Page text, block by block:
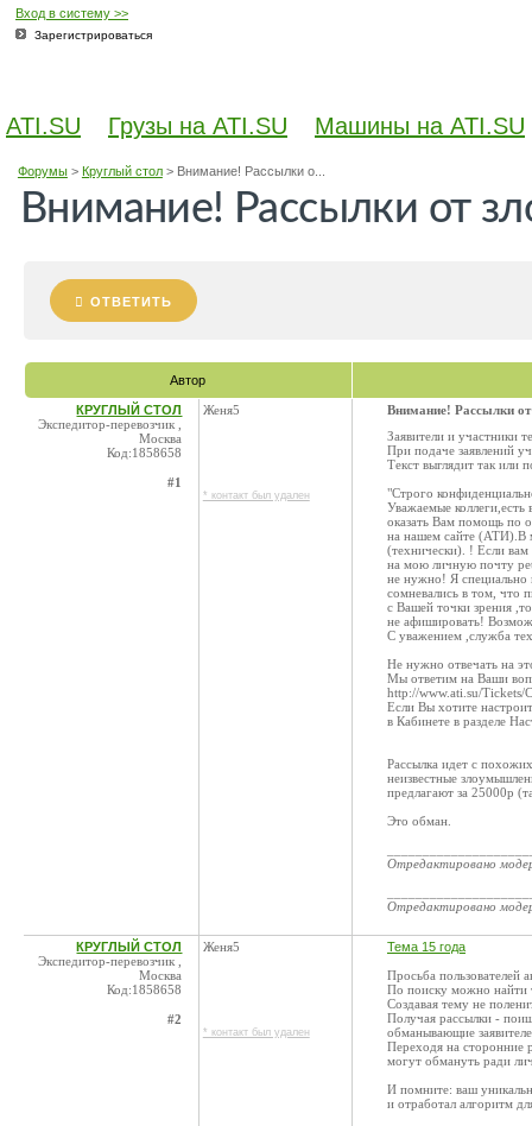
Вход в систему >>
Зарегистрироваться
ATI.SU Грузы на ATI.SU Машины на ATI.SU
Форумы> Круглый стол> Внимание! Рассылки о...
Внимание! Рассылки от
ОТВЕТИТЬ
Автор
КРУГЛЫЙ СТОЛ
Экспедитор-перевозчик ,
Москва
Код:1858658
#1
Женя5
* контакт был удален
Внимание! Рассылки
Заявители и участники
При подаче заявлений
Текст выглядит так или
"Строго
Уважаемые коллеги,есть
оказать Вам помощь по
на нашем сайте (АТИ).В
(технически). ! Если вам
на мою личную почту
не нужно! Я
сомневались в том, что
с Вашей точки зрения
не афишировать!
С уважением ,служба
Не нужно отвечать на
Мы ответим на Ваши
http://www.ati.su/Tickets/
Если Вы хотите
в Кабинете в разделе
Рассылка идет с
неизвестные
предлагают за 25000р
Это обман.
Отредактировано
Отредактировано
КРУГЛЫЙ СТОЛ
Экспедитор-перевозчик ,
Москва
Код:1858658
#2
Женя5
* контакт был удален
Тема 15 года
Просьба пользователей
По поиску можно найти
Создавая тему не
Получая рассылки -
обманывающие
Переходя на сторонние
могут обмануть ради
И помните: ваш
и отработал алгоритм